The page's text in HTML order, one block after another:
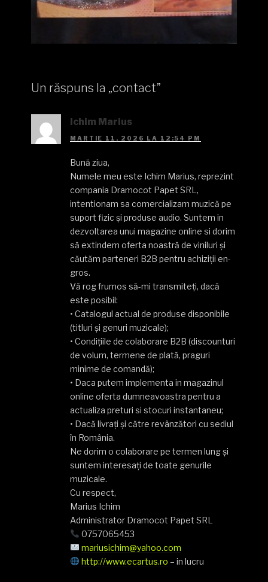
Un răspuns la „contact”
Ichim Marius
MARTIE 11, 2026 LA 12:54 PM
Bună ziua,
Numele meu este Ichim Marius, reprezint
compania Dramocot Papet SRL,
intentionam sa comercializam muzică pe
suport fizic și produse audio. Suntem in
dezvoltarea unui magazine online si dorim
să extindem oferta noastră de viniluri și
căutăm parteneri B2B pentru achiziții en-
gros.
Vă rog frumos să-mi transmiteți, dacă
este posibil:
• Catalogul actual de produse disponibile
(titluri și genuri muzicale);
• Condițiile de colaborare B2B (discounturi
de volum, termene de plată, praguri
minime de comandă);
• Daca putem implementa in magazinul
online oferta dumneavoastra pentru a
actualiza preturi si stocuri instantaneu;
• Dacă livrați și către revânzători cu sediul
în România.
Ne dorim o colaborare pe termen lung și
suntem interesați de toate genurile
muzicale.
Cu respect,
Marius Ichim
Administrator Dramocot Papet SRL
0757065453
mariusichim@yahoo.com
http://www.ecartus.ro – in lucru